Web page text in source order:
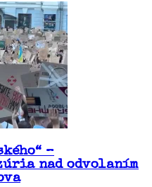
–
nad odvolaním